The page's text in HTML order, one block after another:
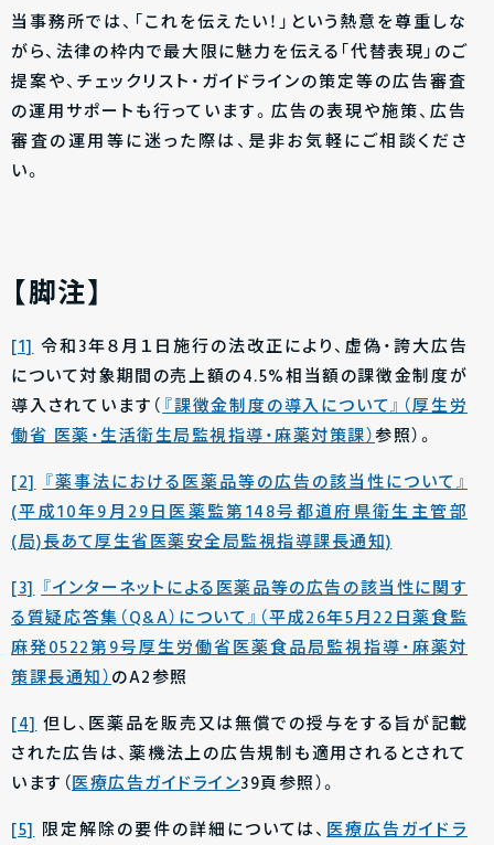
当事務所では、「これを伝えたい！」という熱意を尊重しな
がら、法律の枠内で最大限に魅力を伝える「代替表現」のご
提案や、チェックリスト・ガイドラインの策定等の広告審査
の運用サポートも行っています。広告の表現や施策、広告
審査の運用等に迷った際は、是非お気軽にご相談くださ
い。
【脚注】
[1]令和3年８月１日施行の法改正により、虚偽・誇大広告
について対象期間の売上額の4.5%相当額の課徴金制度が
導入されています（『課徴金制度の導入について』（厚生労
働省 医薬・生活衛生局監視指導・麻薬対策課）参照）。
[2] 『薬事法における医薬品等の広告の該当性について』
(平成10年9月29日医薬監第148号都道府県衛生主管部
(局)長あて厚生省医薬安全局監視指導課長通知)
[3] 『インターネットによる医薬品等の広告の該当性に関す
る質疑応答集（Q&A）について』（平成26年5月22日薬食監
麻発0522第9号厚生労働省医薬食品局監視指導・麻薬対
策課長通知）のA2参照
[4]但し、医薬品を販売又は無償での授与をする旨が記載
された広告は、薬機法上の広告規制も適用されるとされて
います（医療広告ガイドライン39頁参照）。
[5]限定解除の要件の詳細については、医療広告ガイドラ